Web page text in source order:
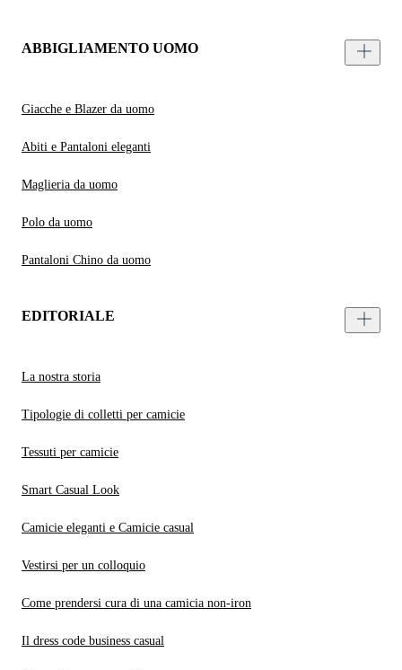
ABBIGLIAMENTO UOMO
Giacche e Blazer da uomo
Abiti e Pantaloni eleganti
Maglieria da uomo
Polo da uomo
Pantaloni Chino da uomo
EDITORIALE
La nostra storia
Tipologie di colletti per camicie
Tessuti per camicie
Smart Casual Look
Camicie eleganti e Camicie casual
Vestirsi per un colloquio
Come prendersi cura di una camicia non-iron
Il dress code business casual